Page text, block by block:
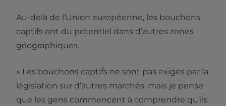
Au-delà de l’Union européenne, les bouchons
captifs ont du potentiel dans d’autres zones
géographiques.
« Les bouchons captifs ne sont pas exigés par la
législation sur d’autres marchés, mais je pense
que les gens commencent à comprendre qu’ils